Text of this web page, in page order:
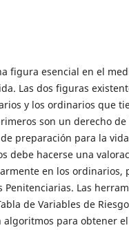
figura esencial en el
Las dos figuras
y los ordinarios que
son un derecho de
preparación para la
debe hacerse una
en los ordinarios,
Las
de Variables de Riesgo
algoritmos para obtener